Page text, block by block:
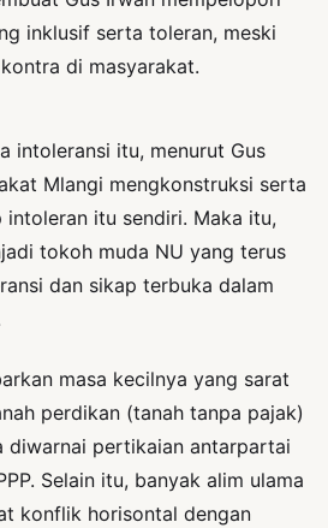
inklusif serta toleran, meski
di masyarakat.
intoleransi itu, menurut Gus
Mlangi mengkonstruksi serta
intoleran itu sendiri. Maka itu,
tokoh muda NU yang terus
dan sikap terbuka dalam
masa kecilnya yang sarat
perdikan (tanah tanpa pajak)
diwarnai pertikaian antarpartai
Selain itu, banyak alim ulama
konflik horisontal dengan